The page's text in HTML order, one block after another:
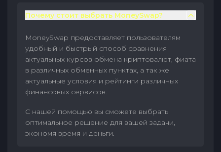
Почему стоит выбрать MoneySwap?
MoneySwap предоставляет пользователям
удобный и быстрый способ сравнения
актуальных курсов обмена криптовалют, фиата
в различных обменных пунктах, а так же
актуальные условия и рейтинги различных
финансовых сервисов.
С нашей помощью вы сможете выбрать
оптимальное решение для вашей задачи,
экономя время и деньги.